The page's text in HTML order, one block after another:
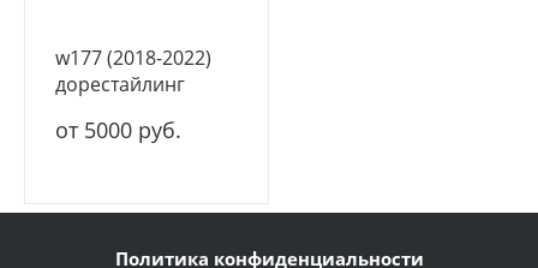
w177 (2018-2022)
дорестайлинг
от 5000 руб.
Политика конфиденциальности